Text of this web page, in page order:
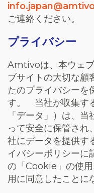
ご連絡ください。
プライバシー
Amtivoは、本ウェ
ブサイトの大切な顧
たのプライバシーを
す。 当社が収集す
「データ」）は、
って安全に保管され
社にデータを提供す
イバシーポリシーに
の「 Cookie 」の使
用に同意したことに